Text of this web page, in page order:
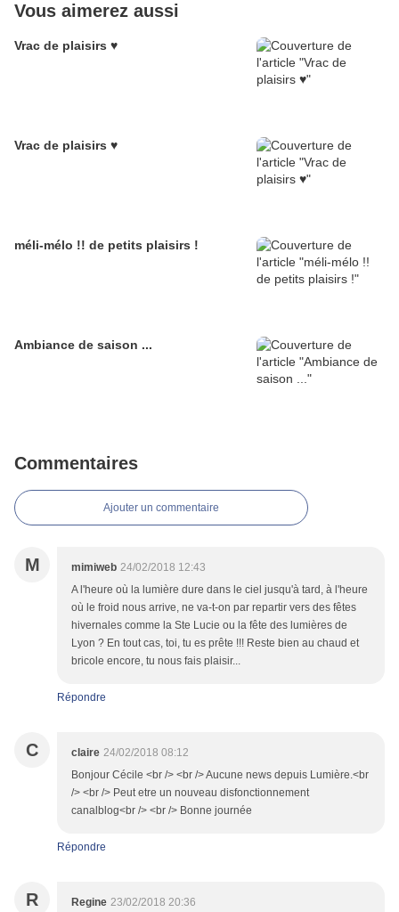
Vous aimerez aussi
Vrac de plaisirs ♥
Vrac de plaisirs ♥
méli-mélo !! de petits plaisirs !
Ambiance de saison ...
Commentaires
Ajouter un commentaire
M mimiweb 24/02/2018 12:43
A l'heure où la lumière dure dans le ciel jusqu'à tard, à l'heure
où le froid nous arrive, ne va-t-on par repartir vers des fêtes
hivernales comme la Ste Lucie ou la fête des lumières de
Lyon ? En tout cas, toi, tu es prête !!! Reste bien au chaud et
bricole encore, tu nous fais plaisir...
Répondre
C claire 24/02/2018 08:12
Bonjour Cécile <br /> <br /> Aucune news depuis Lumière.<br
/> <br /> Peut etre un nouveau disfonctionnement
canalblog<br /> <br /> Bonne journée
Répondre
R Regine 23/02/2018 20:36